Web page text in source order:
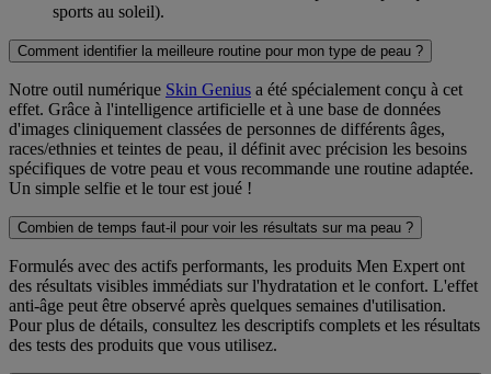
sports au soleil).
Comment identifier la meilleure routine pour mon type de peau ?
Notre outil numérique Skin Genius a été spécialement conçu à cet
effet. Grâce à l'intelligence artificielle et à une base de données
d'images cliniquement classées de personnes de différents âges,
races/ethnies et teintes de peau, il définit avec précision les besoins
spécifiques de votre peau et vous recommande une routine adaptée.
Un simple selfie et le tour est joué !
Combien de temps faut-il pour voir les résultats sur ma peau ?
Formulés avec des actifs performants, les produits Men Expert ont
des résultats visibles immédiats sur l'hydratation et le confort. L'effet
anti-âge peut être observé après quelques semaines d'utilisation.
Pour plus de détails, consultez les descriptifs complets et les résultats
des tests des produits que vous utilisez.